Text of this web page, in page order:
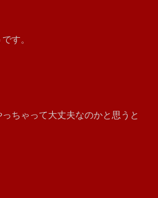
す。
ちゃって大丈夫なのかと思うと